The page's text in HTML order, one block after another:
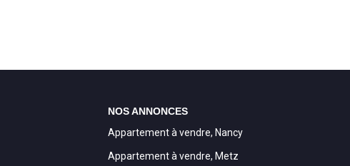
NOS ANNONCES
Appartement à vendre, Nancy
Appartement à vendre, Metz